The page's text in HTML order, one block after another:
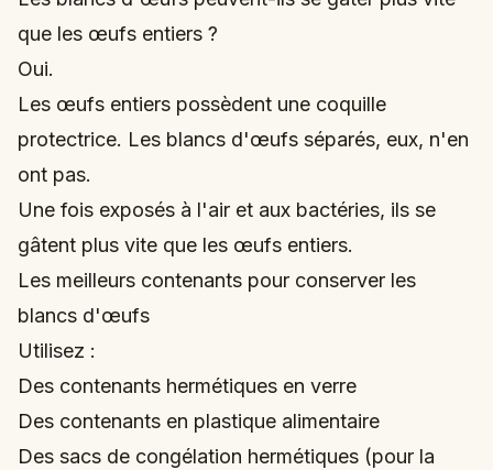
que les œufs entiers ?
Oui.
Les œufs entiers possèdent une coquille
protectrice. Les blancs d'œufs séparés, eux, n'en
ont pas.
Une fois exposés à l'air et aux bactéries, ils se
gâtent plus vite que les œufs entiers.
Les meilleurs contenants pour conserver les
blancs d'œufs
Utilisez :
Des contenants hermétiques en verre
Des contenants en plastique alimentaire
Des sacs de congélation hermétiques (pour la